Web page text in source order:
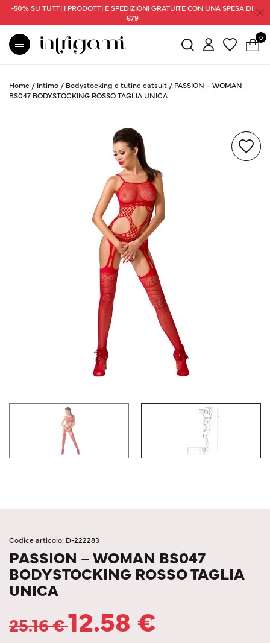
-50% SU TUTTI I PRODOTTI E SPEDIZIONI GRATUITE CON UNA SPESA DI
€79
0
Home / Intimo / Bodystocking e tutine catsuit / PASSION – WOMAN
BS047 BODYSTOCKING ROSSO TAGLIA UNICA
Codice articolo: D-222283
PASSION – WOMAN BS047
BODYSTOCKING ROSSO TAGLIA
UNICA
25.16€12.58 €